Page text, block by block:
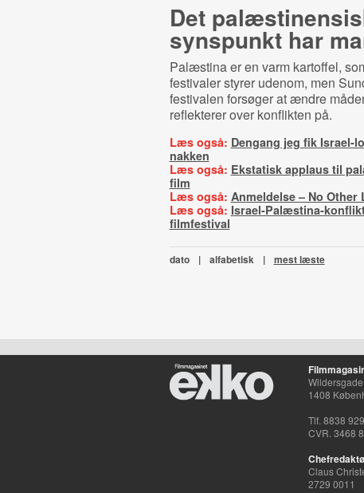
Det
synspunkt har
Palæstina er en varm kartoffel,
festivaler styrer udenom, men
festivalen forsøger at ændre
reflekterer over konflikten på.
Læs også: Dengang jeg fik Israel-
nakken
Læs også: Ekstatisk applaus til
film
Læs også: Anmeldelse – No Other
Læs også: Israel-Palæstina-
filmfestival
dato | alfabetisk | mest læste
1408
Tlf. 8838
CVR. 3468
Claus
2729 0011